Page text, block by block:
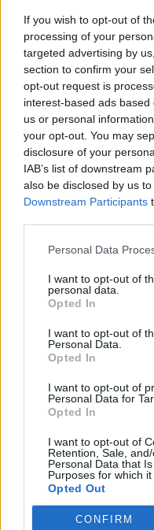
If you wish to opt-out of
processing of your
targeted advertising by
section to confirm your
opt-out request is
interest-based ads
us or personal
your opt-out. You may
disclosure of your
IAB’s list of downstream
also be disclosed by us
Downstream Participants
Personal Data
I want to opt-out of
personal data.
Opted In
I want to opt-out of
Personal Data.
Opted In
I want to opt-out of
Personal Data for
Opted In
I want to opt-out of
Retention, Sale,
Personal Data that
Purposes for which it
Opted Out
CONFIRM
ΣΥΜΒΑΤΙΚΕΣ ΠΗΓΕΣ
Κάτω από τα 80
αμερικανικού
28/07/2026 - 15:32
ΚΟΣΜΟΣ
Οι ΗΠΑ
συνεχόμενη νύχτα
δολάρια το βαρέλι